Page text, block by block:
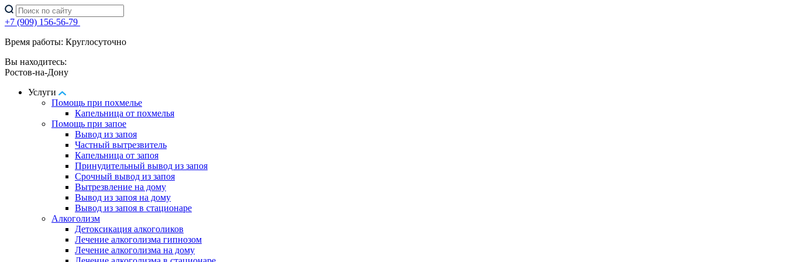
+7 (909) 156-56-79
Время работы: Круглосуточно
Вы находитесь:
Ростов-на-Дону
Услуги
Помощь при похмелье
Капельница от похмелья
Помощь при запое
Вывод из запоя
Частный вытрезвитель
Капельница от запоя
Принудительный вывод из запоя
Срочный вывод из запоя
Вытрезвление на дому
Вывод из запоя на дому
Вывод из запоя в стационаре
Алкоголизм
Детоксикация алкоголиков
Лечение алкоголизма гипнозом
Лечение алкоголизма на дому